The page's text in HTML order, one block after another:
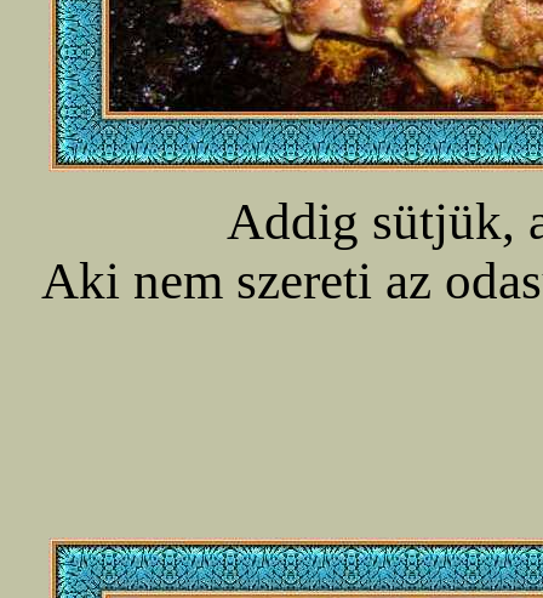
Addig sütjük,
Aki nem szereti az